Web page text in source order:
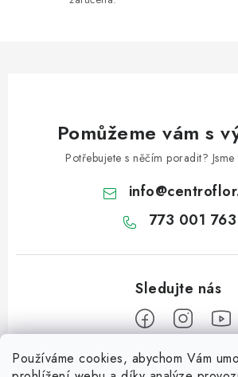
Používáme cookies, abychom Vám
Pomůžeme vám s
Potřebujete s něčím poradit?
info@
773 001 763